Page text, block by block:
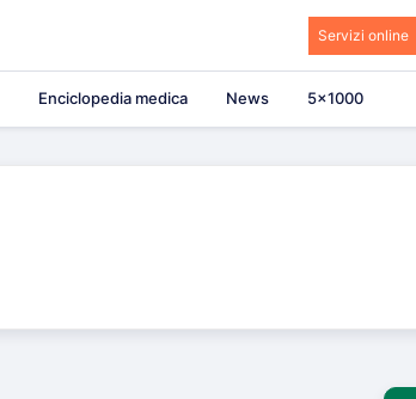
Servizi online
Enciclopedia medica News 5×1000